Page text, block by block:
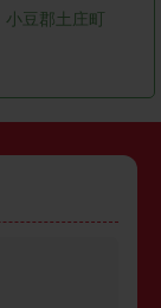
小豆郡土庄町